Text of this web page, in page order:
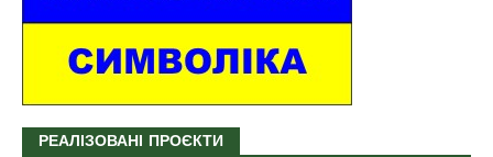
РЕАЛІЗОВАНІ ПРОЄКТИ